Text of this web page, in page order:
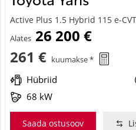
Active Plus 1.5 Hybrid 115 e-
Alates 26 200 €
261 € kuumakse *
Hübriid
68 kW
Saada ostusoov